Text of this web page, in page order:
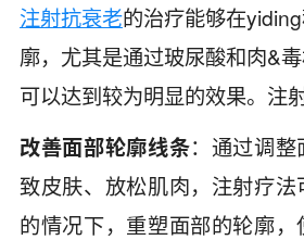
注射抗衰老的治疗能够在
廓，尤其是通过玻尿酸和肉&毒
可以达到较为明显的效果。注
改善面部轮廓线条：通过调
致皮肤、放松肌肉，注射疗
的情况下，重塑面部的轮廓，